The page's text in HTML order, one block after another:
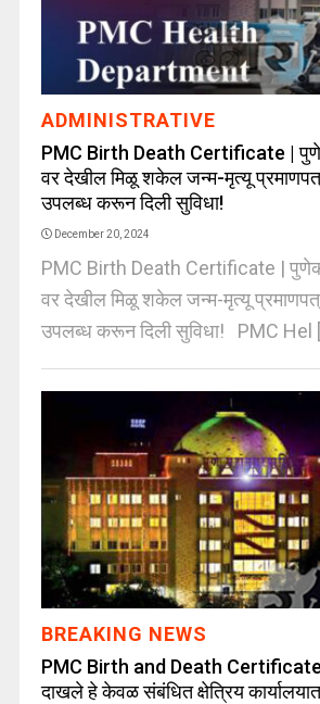
ADMINISTRATIVE
PMC Birth Death Certificate |
वर देखील मिळू शकेल जन्म-मृत्यू
उपलब्ध करून दिली सुविधा!
December 20, 2024
PMC Birth Death Certificate |
वर देखील मिळू शकेल जन्म-मृत्यू
उपलब्ध करून दिली सुविधा! PMC Hel
BREAKING NEWS
PMC Birth and Death
दाखले हे केवळ संबंधित क्षेत्रिय